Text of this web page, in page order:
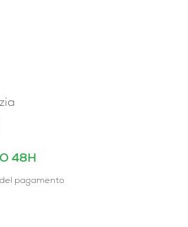
48H
pagamento